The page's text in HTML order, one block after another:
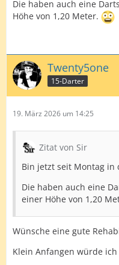
Die haben auch eine
Höhe von 1,20 Meter.
Twenty5one
15-Darter
19. März 2026 um 14:25
Zitat von Sir
Bin jetzt seit Montag in
Die haben auch eine
einer Höhe von 1,20
Wünsche eine gute
Klein Anfangen würde ich